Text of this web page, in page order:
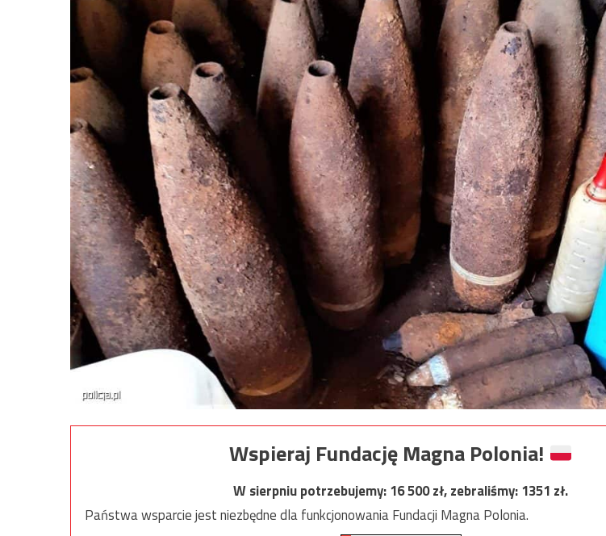
Wspieraj Fundację Magna Polonia!
W sierpniu potrzebujemy:16 500zł, zebraliśmy:1351 zł.
Państwa wsparcie jest niezbędne dla funkcjonowania Fundacji Magna Polonia.